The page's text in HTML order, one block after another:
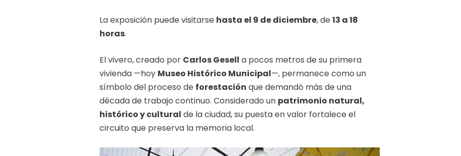
La exposición puede visitarse hasta el 9 de diciembre, de13 a 18
horas.
El vivero, creado por Carlos Gesell a pocos metros de su primera
vivienda —hoy Museo Histórico Municipal—, permanece como un
símbolo del proceso de forestación que demandó más de una
década de trabajo continuo. Considerado un patrimonio natural,
histórico y cultural de la ciudad, su puesta en valor fortalece el
circuito que preserva la memoria local.